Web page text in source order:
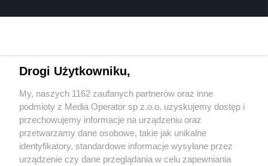
Wydawca mediów lokalnych
Drogi Użytkowniku,
My, naszych 1162 zaufanych partnerów oraz inne
podmioty z Media Operator sp z.o.o. uzyskujemy dostęp i
przechowujemy informacje na urządzeniu oraz
przetwarzamy dane osobowe, takie jak unikalne
identyfikatory, standardowe informacje wysyłane przez
urządzenie czy dane przeglądania w celu zapewniania